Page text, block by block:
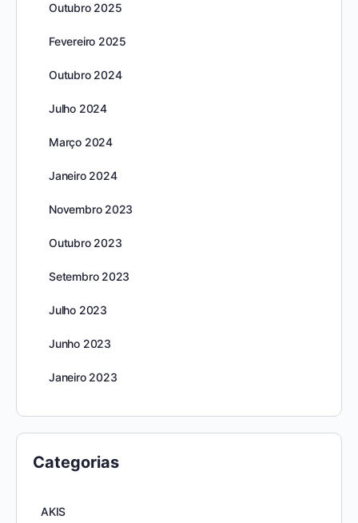
Outubro 2025
Fevereiro 2025
Outubro 2024
Julho 2024
Março 2024
Janeiro 2024
Novembro 2023
Outubro 2023
Setembro 2023
Julho 2023
Junho 2023
Janeiro 2023
Categorias
AKIS